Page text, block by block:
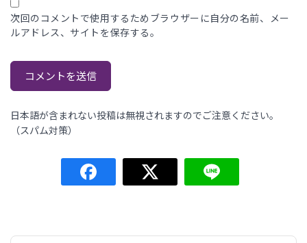
次回のコメントで使用するためブラウザーに自分の名前、メー
ルアドレス、サイトを保存する。
日本語が含まれない投稿は無視されますのでご注意ください。
（スパム対策）